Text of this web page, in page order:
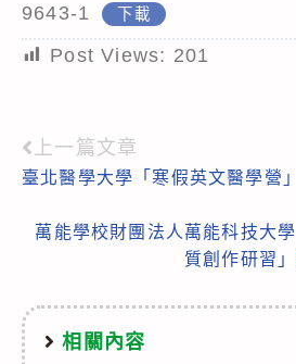
9643-1 下載
Post Views: 201
Read
more
articles
上一篇文章
臺北醫學大學「寒假英文醫學營」
萬能學校財團法人萬能科技大
質創作研習
相關內容